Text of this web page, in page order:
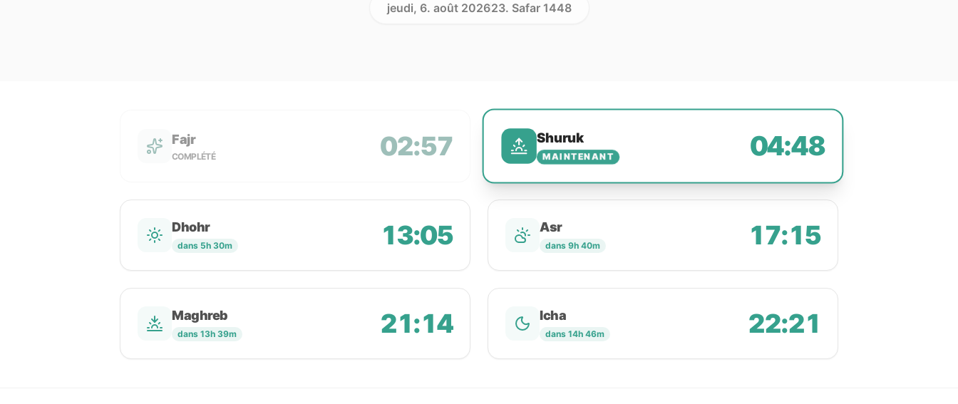
jeudi, 6. août 202623. Safar 1448
Fajr
COMPLÉTÉ 02:57 Shuruk
MAINTENANT 04:48
Dhohr
dans 5h 30m 13:05 Asr
dans 9h 40m 17:15
Maghreb
dans 13h 39m 21:14 Icha
dans 14h 46m 22:21